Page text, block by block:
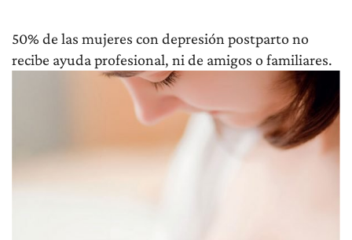
50% de las mujeres con depresión postparto no
recibe ayuda profesional, ni de amigos o familiares.